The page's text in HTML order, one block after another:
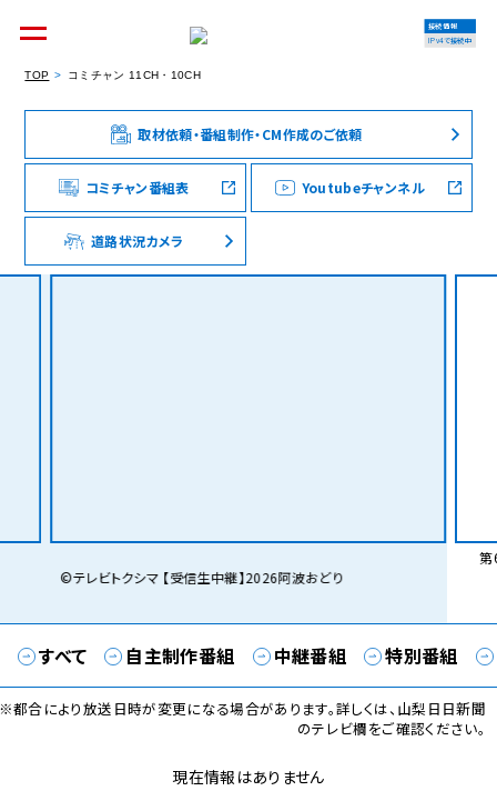
個人のお客様 集合住宅オーナーの方
法人のお客様 料金シミュレーション
接続情報
IPv4で接続中
TOP コミチャン 11CH・10CH
取材依頼・番組制作・CM作成のご依頼
コミチャン番組表 Youtubeチャンネル
道路状況カメラ
©テレビトクシマ 【受信生中継】2026阿波おどり
第
すべて 自主制作番組 中継番組 特別番組
都合により放送日時が変更になる場合があります。詳しくは、山梨日日新聞
のテレビ欄をご確認ください。
現在情報はありません